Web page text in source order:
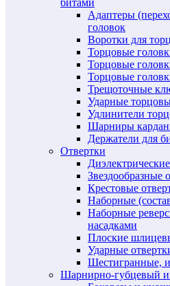
битами
Адаптеры
головок
Воротки для
Торцовые
Торцовые
Торцовые
Трещоточные
Ударные
Удлинители
Шарниры
Держатели для
Отвертки
Звездообразные
Крестовые
Наборные
Наборные
насадками
Плоские
Ударные
Шестигранные,
Шарнирно-губцевый